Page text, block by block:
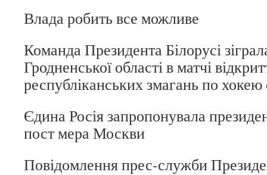
Влада робить все можливе
Команда Президента Білорусі
Гродненської області в матчі
республіканських змагань по хокею
Єдина Росія запропонувала
пост мера Москви
Повідомлення прес-служби